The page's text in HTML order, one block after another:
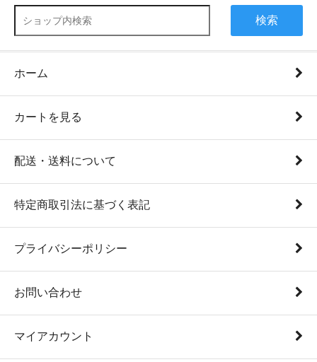
検索
ホーム
カートを見る
配送・送料について
特定商取引法に基づく表記
プライバシーポリシー
お問い合わせ
マイアカウント